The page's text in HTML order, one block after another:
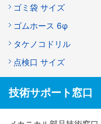
ゴミ袋 サイズ
ゴムホース 6φ
タケノコドリル
点検口 サイズ
技術サポート窓口